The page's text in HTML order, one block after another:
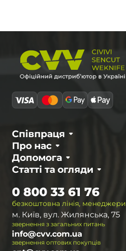
Про нас
Співпраця
Статті та огляди
Допомога
безкоштовна лінія, менеджери
0 800 33 61 76
м. Київ, вул. Жилянська, 75
звернення з загальних питань
info@cvv.com.ua
звернення оптових покупців